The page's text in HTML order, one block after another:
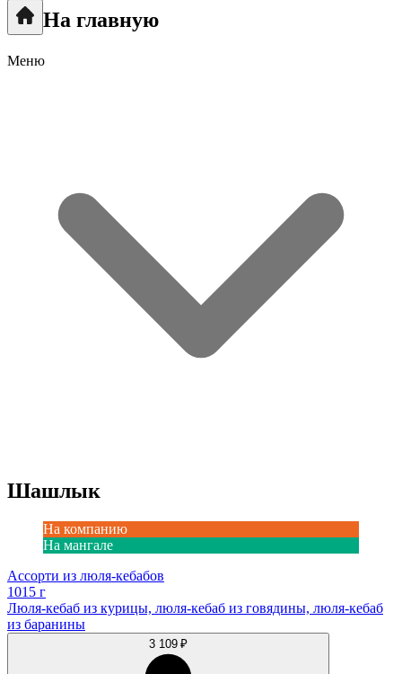
На главную
Меню
Шашлык
На компанию
На мангале
Ассорти из люля-кебабов
1015 г
Люля-кебаб из курицы, люля-кебаб из говядины, люля-кебаб
из баранины
3 109 ₽